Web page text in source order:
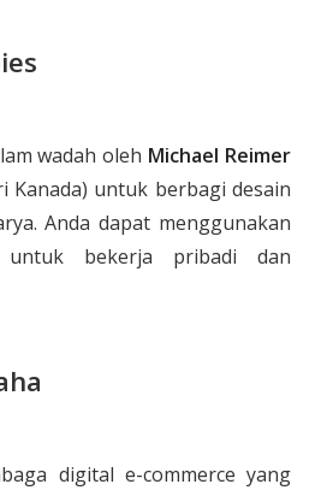
wadah oleh Michael Reimer
Kanada) untuk berbagi desain
Anda dapat menggunakan
bekerja pribadi dan
digital e-commerce yang